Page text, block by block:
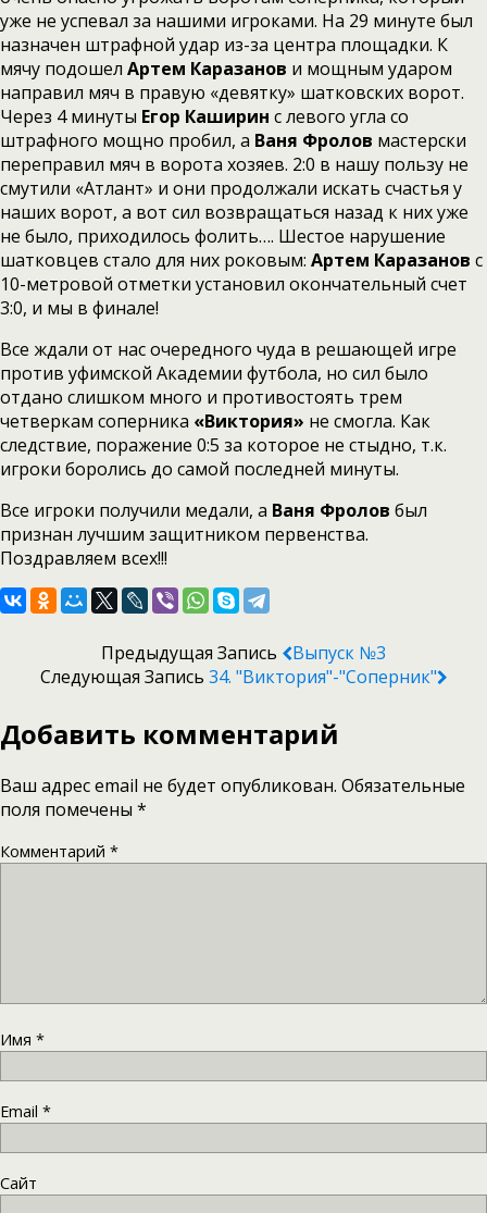
уже не успевал за нашими игроками. На 29 минуте был
назначен штрафной удар из-за центра площадки. К
мячу подошел Артем Каразанов и мощным ударом
направил мяч в правую «девятку» шатковских ворот.
Через 4 минуты Егор Каширин с левого угла со
штрафного мощно пробил, а Ваня Фролов мастерски
переправил мяч в ворота хозяев. 2:0 в нашу пользу не
смутили «Атлант» и они продолжали искать счастья у
наших ворот, а вот сил возвращаться назад к них уже
не было, приходилось фолить…. Шестое нарушение
шатковцев стало для них роковым: Артем Каразанов с
10-метровой отметки установил окончательный счет
3:0, и мы в финале!
Все ждали от нас очередного чуда в решающей игре
против уфимской Академии футбола, но сил было
отдано слишком много и противостоять трем
четверкам соперника «Виктория» не смогла. Как
следствие, поражение 0:5 за которое не стыдно, т.к.
игроки боролись до самой последней минуты.
Все игроки получили медали, а Ваня Фролов был
признан лучшим защитником первенства.
Поздравляем всех!!!
Предыдущая Запись
Выпуск №3
Следующая Запись 34. "Виктория"-"Соперник"
Добавить комментарий
Ваш адрес email не будет опубликован. Обязательные
поля помечены *
Комментарий *
Имя *
Email *
Сайт